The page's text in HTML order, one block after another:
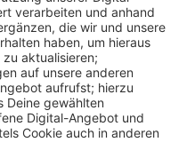
Verbrauch (2.500
müssen, heißt es von
im
Kernkraftwerke
planen die Stadtwerke